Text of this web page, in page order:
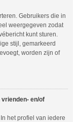
Gebruikers die in
weergegeven zodat
kunt sturen.
stijl, gemarkeerd
worden zijn of
en/of
het profiel van iedere